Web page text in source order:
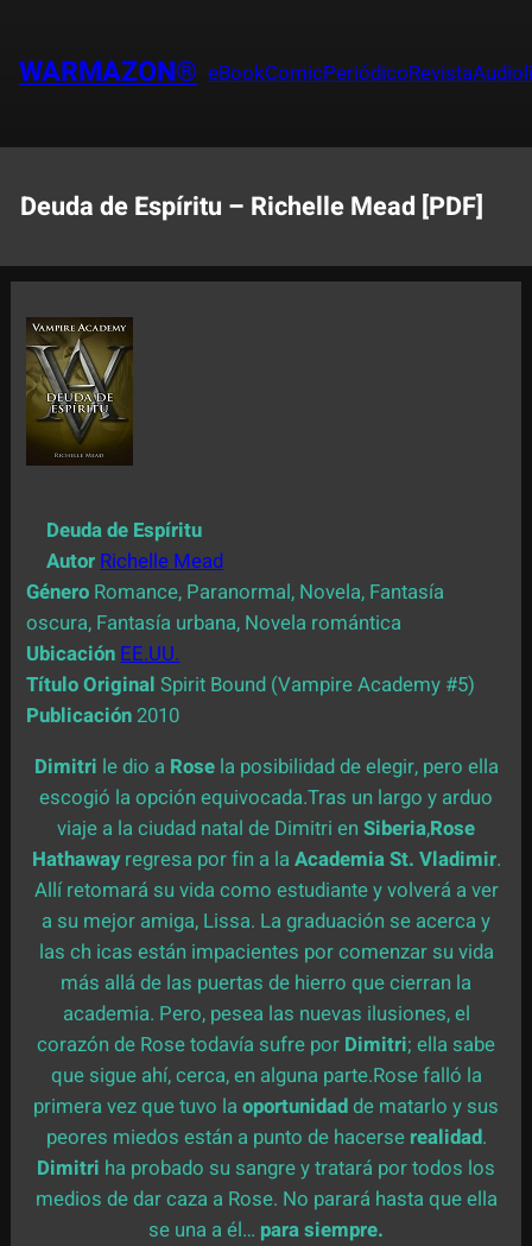
contenido
WARMAZON® eBookComicPeriódicoRevista
Deuda de Espíritu – Richelle Mead [PDF]
Deuda de Espíritu
Autor Richelle Mead
Género Romance, Paranormal, Novela, Fantasía
oscura, Fantasía urbana, Novela romántica
Ubicación EE.UU.
Título Original Spirit Bound (Vampire Academy #5)
Publicación 2010
Dimitri le dio a Rosela posibilidad de elegir, pero ella
escogió la opción equivocada.Tras un largo y arduo
viaje a la ciudad natal de Dimitri en Siberia,Rose
Hathawayregresa por fin a la Academia St. Vladimir.
Allí retomará su vida como estudiante y volverá a ver
a su mejor amiga, Lissa. La graduación se acerca y
las ch icas están impacientes por comenzar su vida
más allá de las puertas de hierro que cierran la
academia. Pero, pesea las nuevas ilusiones, el
corazón de Rose todavía sufre por Dimitri; ella sabe
que sigue ahí, cerca, en alguna parte.Rose falló la
primera vez que tuvo la oportunidadde matarlo y sus
peores miedos están a punto de hacerse realidad.
Dimitri ha probado su sangre y tratará por todos los
medios de dar caza a Rose. No parará hasta que ella
se una a él… para siempre.